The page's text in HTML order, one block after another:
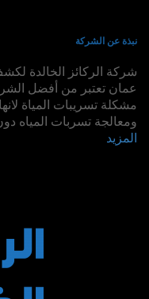
نبذة عن الشركة
شركة الركائز الخالدة
عمان تعتبر من أفضل
مشكلة تسريبات المياة
ومعالجة تسربات المياه
المزيد